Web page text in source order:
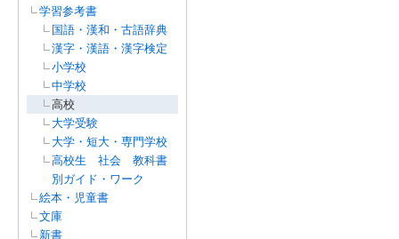
学習参考書
国語・漢和・古語辞典
漢字・漢語・漢字検定
小学校
中学校
高校
大学受験
大学・短大・専門学校
高校生 社会 教科書
別ガイド・ワーク
絵本・児童書
文庫
新書